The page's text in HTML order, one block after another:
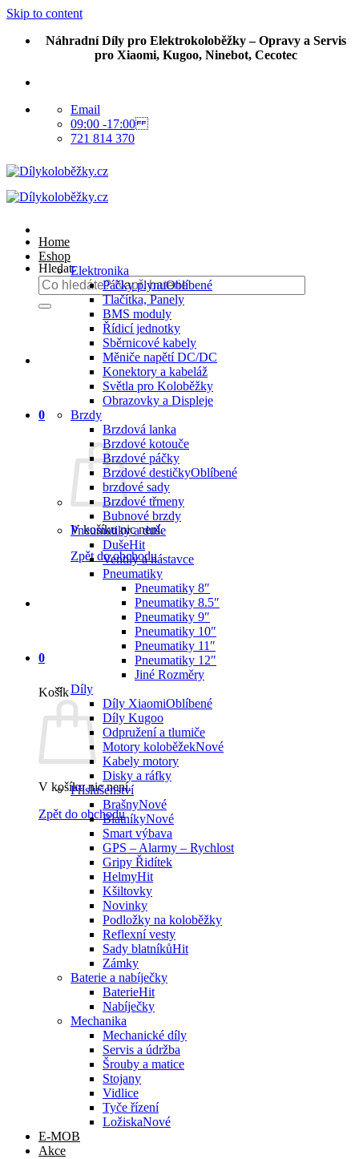
Skip to content
Náhradní Díly pro Elektrokoloběžky – Opravy a Servis
pro Xiaomi, Kugoo, Ninebot, Cecotec
Email
09:00 -17:00
721 814 370
Hledat:
0
V košíku nic není.
Zpět do obchodu
0
Košík
V košíku nic není.
Zpět do obchodu
Home
Eshop
Elektronika
Páčky plynu
Tlačítka, Panely
BMS moduly
Řídicí jednotky
Sběrnicové kabely
Měniče napětí DC/DC
Konektory a kabeláž
Světla pro Koloběžky
Obrazovky a Displeje
Brzdy
Brzdová lanka
Brzdové kotouče
Brzdové páčky
Brzdové destičky
brzdové sady
Brzdové třmeny
Bubnové brzdy
Pneumatiky a duše
Duše
Ventily a nástavce
Pneumatiky
Pneumatiky 8″
Pneumatiky 8.5″
Pneumatiky 9″
Pneumatiky 10″
Pneumatiky 11″
Pneumatiky 12″
Jiné Rozměry
Díly
Díly Xiaomi
Díly Kugoo
Odpružení a tlumiče
Motory koloběžek
Kabely motory
Disky a ráfky
Příslušenství
Brašny
Blatníky
Smart výbava
GPS – Alarmy – Rychlost
Gripy Řidítek
Helmy
Kšiltovky
Novinky
Podložky na koloběžky
Reflexní vesty
Sady blatníků
Zámky
Baterie a nabíječky
Baterie
Nabíječky
Mechanika
Mechanické díly
Servis a údržba
Šrouby a matice
Stojany
Vidlice
Tyče řízení
Ložiska
E-MOB
Akce